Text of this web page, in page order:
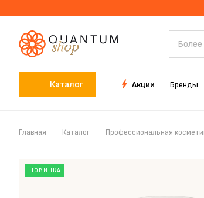
Каталог Акции Бренды
Главная Каталог Профессиональная
НОВИНКА